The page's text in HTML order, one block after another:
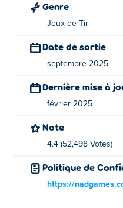
PixWars 3 est créé par
jeux sur Poki:Bomber
PixWars 2etRebels Clash
gratuitement ?
Puis-je jouer à
mobiles et sur un
Genre
Jeux de Tir
Date de sortie
septembre 2025
Dernière mise à
février 2025
Note
4.4 (52,498 Votes)
Politique de
https://